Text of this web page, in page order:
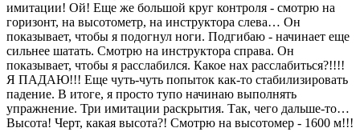
имитации! Ой! Еще же большой круг контроля - смотрю на
горизонт, на высотометр, на инструктора слева… Он
показывает, чтобы я подогнул ноги. Подгибаю - начинает еще
сильнее шатать. Смотрю на инструктора справа. Он
показывает, чтобы я расслабился. Какое нах расслабиться?!!!!
Я ПАДАЮ!!! Еще чуть-чуть попыток как-то стабилизировать
падение. В итоге, я просто тупо начинаю выполнять
упражнение. Три имитации раскрытия. Так, чего дальше-то…
Высота! Черт, какая высота?! Смотрю на высотомер - 1600 м!!!